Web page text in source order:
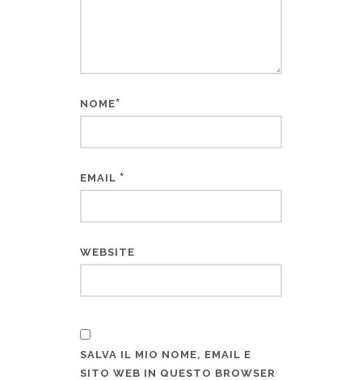
NOME*
EMAIL *
WEBSITE
SALVA IL MIO NOME, EMAIL E
SITO WEB IN QUESTO BROWSER